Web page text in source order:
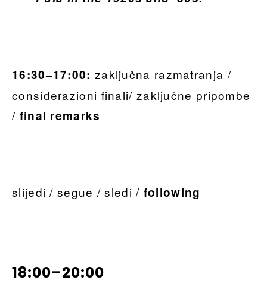
16:30–17:00: zaključna razmatranja /
considerazioni finali/ zaključne pripombe
/ final remarks
slijedi / segue / sledi / following
18:00–20:00